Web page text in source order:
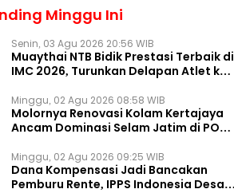
Minggu Ini
Senin, 03 Agu 2026 20:56 WIB
Muaythai NTB Bidik Prestasi Terbaik di
IMC 2026, Turunkan Delapan Atlet ke
Minggu, 02 Agu 2026 08:58 WIB
Molornya Renovasi Kolam Kertajaya
Ancam Dominasi Selam Jatim di PON
Minggu, 02 Agu 2026 09:25 WIB
Dana Kompensasi Jadi Bancakan
Pemburu Rente, IPPS Indonesia Desak